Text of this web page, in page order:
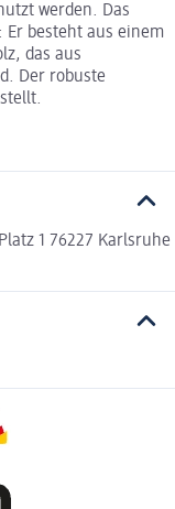
werden. Das
Er besteht aus einem
das aus
Der robuste
1 76227 Karlsruhe